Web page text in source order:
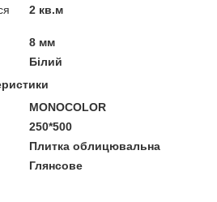
2 кв.м
8 мм
Білий
MONOCOLOR
250*500
Плитка облицювальна
Глянсове